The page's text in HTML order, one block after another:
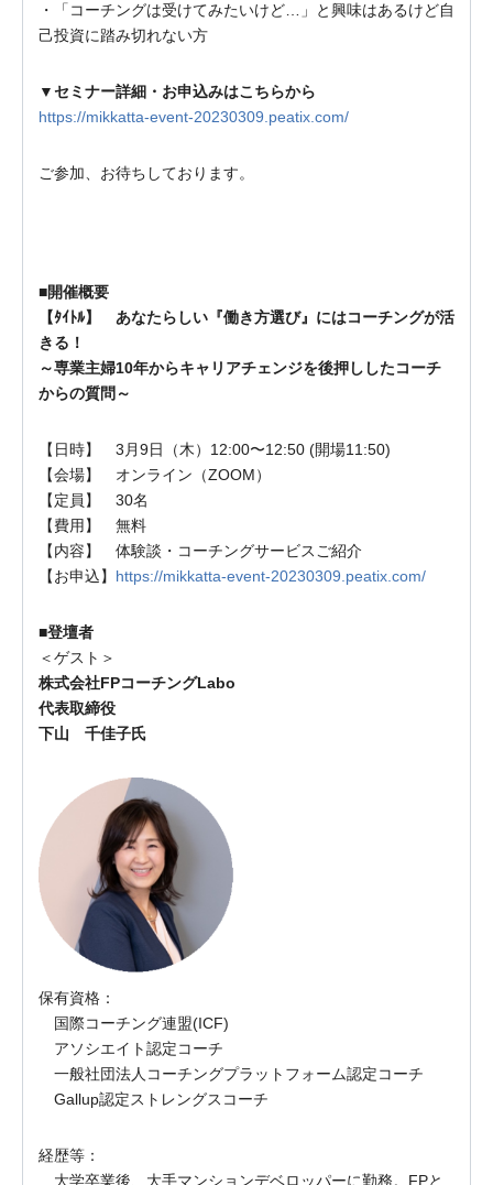
・「コーチングは受けてみたいけど…」と興味はあるけど自
己投資に踏み切れない方
▼セミナー詳細・お申込みはこちらから
https://mikkatta-event-20230309.peatix.com/
ご参加、お待ちしております。
■開催概要
【ﾀｲﾄﾙ】 あなたらしい『働き方選び』にはコーチングが活
きる！
～専業主婦10年からキャリアチェンジを後押ししたコーチ
からの質問～
【日時】 3月9日（木）12:00〜12:50 (開場11:50)
【会場】 オンライン（ZOOM）
【定員】 30名
【費用】 無料
【内容】 体験談・コーチングサービスご紹介
【お申込】 https://mikkatta-event-20230309.peatix.com/
■登壇者
＜ゲスト＞
株式会社FPコーチングLabo
代表取締役
下山 千佳子氏
保有資格：
国際コーチング連盟(ICF)
アソシエイト認定コーチ
一般社団法人コーチングプラットフォーム認定コーチ
Gallup認定ストレングスコーチ
経歴等：
大学卒業後、大手マンションデベロッパーに勤務。FPと